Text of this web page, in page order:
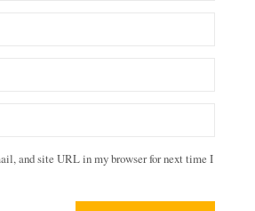
and site URL in my browser for next time I